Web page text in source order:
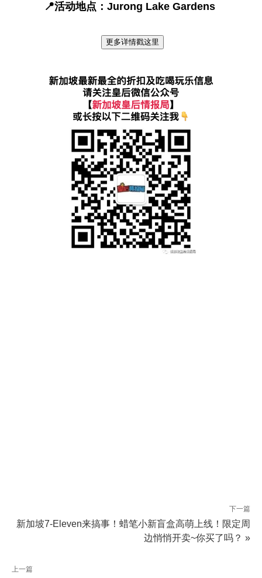
📍活动地点：Jurong Lake Gardens
更多详情戳这里
下一篇
新加坡7-Eleven来搞事！蜡笔小新盲盒高萌上线！限定周
边悄悄开卖~你买了吗？ »
上一篇